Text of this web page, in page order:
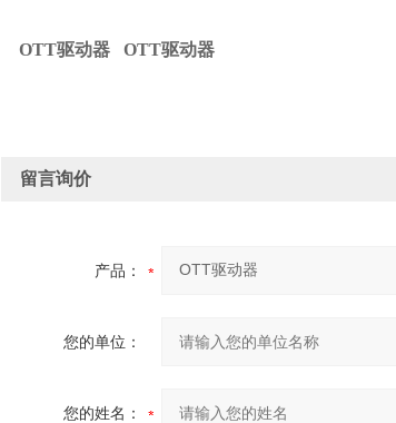
OTT驱动器 OTT驱动器
留言询价
产品：
您的单位：
您的姓名：